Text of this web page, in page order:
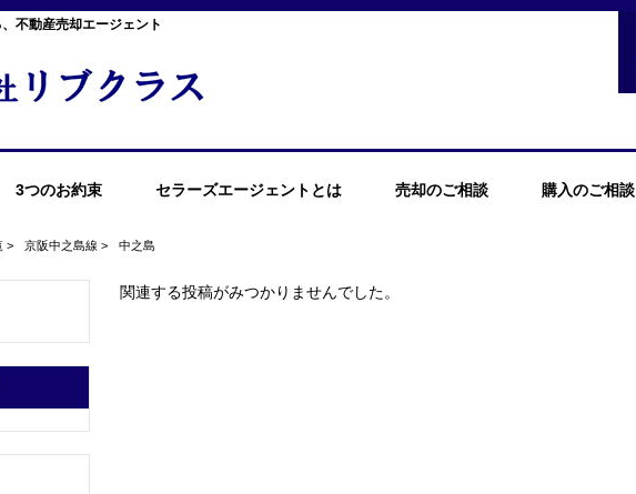
不動産売却エージェント
3つのお約束 セラーズエージェントとは 売却のご相談 購入のご相談
> 京阪中之島線 > 中之島
関連する投稿がみつかりませんでした。